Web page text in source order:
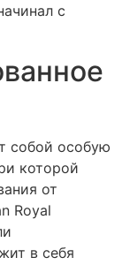
с
собой особую
которой
от
Royal
в себя